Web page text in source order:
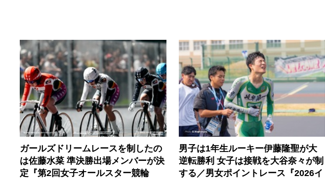
ガールズドリームレースを制したの
は佐藤水菜 準決勝出場メンバーが決
定『第2回女子オールスター競輪
男子は1年生ルーキー伊藤隆聖が大
逆転勝利 女子は接戦を大谷奈々が制
する／男女ポイントレース『2026イ